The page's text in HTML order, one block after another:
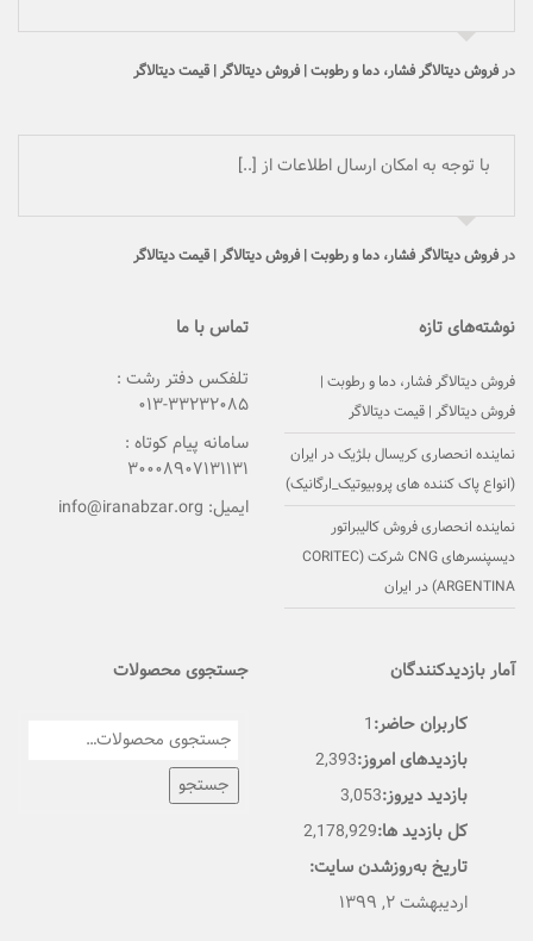
درفروش دیتالاگر فشار، دما و رطوبت | فروش دیتالاگر | قیمت دیتالاگر
با توجه به امکان ارسال اطلاعات از [..]
درفروش دیتالاگر فشار، دما و رطوبت | فروش دیتالاگر | قیمت دیتالاگر
نوشته‌های تازه
فروش دیتالاگر فشار، دما و رطوبت |
فروش دیتالاگر | قیمت دیتالاگر
نماینده انحصاری کریسال بلژیک در ایران
(انواع پاک کننده های پروبیوتیک_ارگانیک)
نماینده انحصاری فروش کالیبراتور
دیسپنسرهای CNG شرکت (CORITEC
(ARGENTINA در ایران
تماس با ما
تلفکس دفتر رشت :
۳۳۲۳۲۰۸۵-۰۱۳
سامانه پیام کوتاه :
۳۰۰۰۸۹۰۷۱۳۱۱۳۱
ایمیل: info@iranabzar.org
آمار بازدیدکنندگان
کاربران حاضر:1
بازدیدهای امروز:2,393
بازدید دیروز:3,053
کل بازدید ها:2,178,929
تاریخ به‌روزشدن سایت:
اردیبهشت ۲, ۱۳۹۹
جستجوی محصولات
جستجو